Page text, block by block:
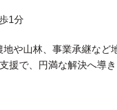
1分
や山林、事業承継など
援で、円満な解決へ導き